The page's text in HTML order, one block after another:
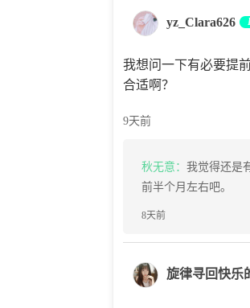
yz_Clara626
我想问一下有必要提
合适啊？
9天前
秋无意：我觉得还是
前半个月左右吧。
8天前
旋律寻回快乐